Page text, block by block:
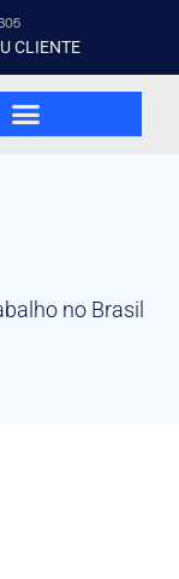
CLIENTE
no Brasil